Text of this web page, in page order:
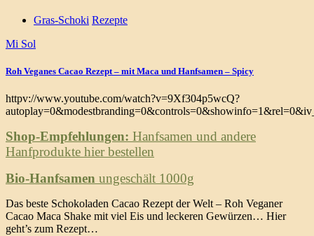
Gras-Schoki Rezepte
Mi Sol
Roh Veganes Cacao Rezept – mit Maca und Hanfsamen – Spicy
httpv://www.youtube.com/watch?v=9Xf304p5wcQ?
Shop-Empfehlungen: Hanfsamen und andere
Hanfprodukte hier bestellen
Bio-Hanfsamen ungeschält 1000g
Das beste Schokoladen Cacao Rezept der Welt – Roh Veganer
Cacao Maca Shake mit viel Eis und leckeren Gewürzen… Hier
geht’s zum Rezept…